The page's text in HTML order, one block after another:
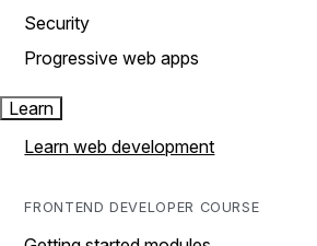
Security
Progressive web apps
Learn
Learn web development
FRONTEND DEVELOPER COURSE